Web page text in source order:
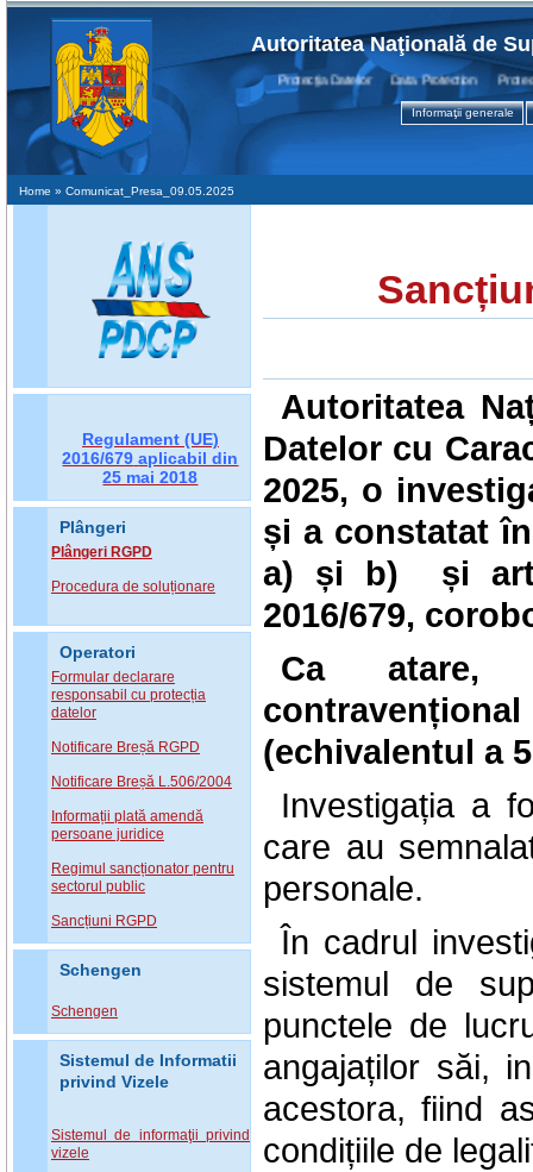
Autoritatea Naţională de
Protecţia Datelor Data Protection Protection
Informaţii generale
Home » Comunicat_Presa_09.05.2025
Regulament (UE)
2016/679 aplicabil din
25 mai 2018
Plângeri
Plângeri RGPD
Procedura de soluționare
Operatori
Formular declarare
responsabil cu protecția
datelor
Notificare Breșă RGPD
Notificare Breșă L.506/2004
Informații plată amendă
persoane juridice
Regimul sancționator pentru
sectorul public
Sancțiuni RGPD
Schengen
Schengen
Sistemul de Informatii
privind Vizele
Sistemul de informaţii privind
vizele
Autoritatea
Datelor cu
2025, o
și a constatat
a) și b) și art.
2016/679,
Ca atare,
(echivalentul a
Investigația a
care au
personale.
În cadrul
sistemul de
punctele de
angajaților săi,
acestora, fiind
condițiile de